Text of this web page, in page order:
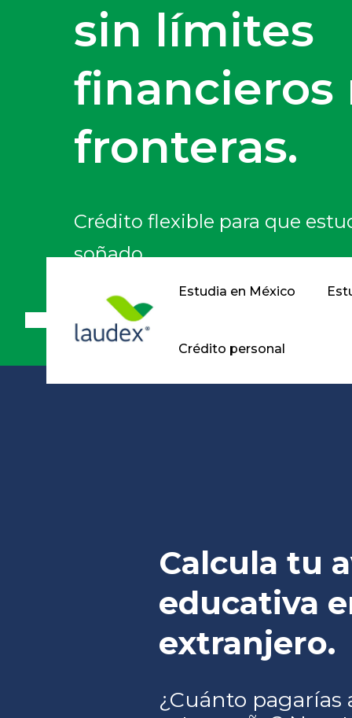
sin límites
financieros
fronteras.
Crédito flexible para que
soñado.
Estudia en México
Crédito personal
Calcula tu
educativa
extranjero.
¿Cuánto pagarías